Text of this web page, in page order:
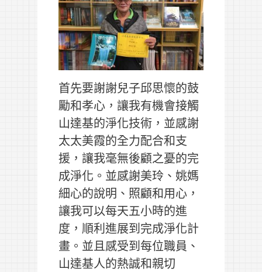
首先要謝謝兒子邱思懷的鼓
勵和孝心，讓我有機會接觸
山達基的淨化技術，並感謝
太太美霞的全力配合和支
援，讓我毫無後顧之憂的完
成淨化。並感謝美玲、姚媽
細心的說明、照顧和用心，
讓我可以每天五小時的進
度，順利進展到完成淨化計
畫。並且感受到每位職員、
山達基人的熱誠和親切